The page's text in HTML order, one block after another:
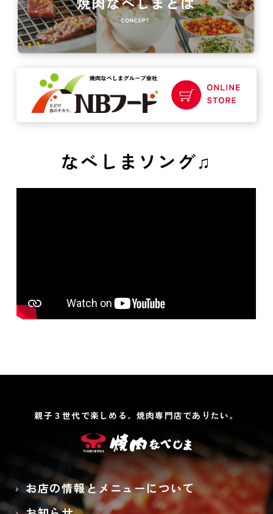
なべしまソング♫
親子３世代で楽しめる、焼肉専門店でありたい。
お店の情報とメニューについて